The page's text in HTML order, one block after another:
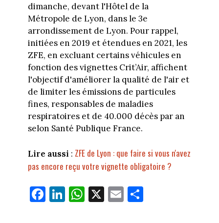
dimanche, devant l'Hôtel de la
Métropole de Lyon, dans le 3e
arrondissement de Lyon. Pour rappel,
initiées en 2019 et étendues en 2021, les
ZFE, en excluant certains véhicules en
fonction des vignettes Crit’Air, affichent
l'objectif d'améliorer la qualité de l'air et
de limiter les émissions de particules
fines, responsables de maladies
respiratoires et de 40.000 décès par an
selon Santé Publique France.
Lire aussi : ZFE de Lyon : que faire si vous n'avez
pas encore reçu votre vignette obligatoire ?
Fa
ce
Li
nk
W
ha
X E
m
Pa
rt